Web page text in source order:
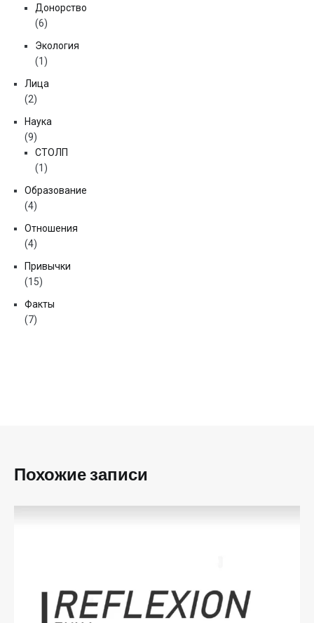
Донорство
(6)
Экология
(1)
Лица
(2)
Наука
(9)
СТОЛП
(1)
Образование
(4)
Отношения
(4)
Привычки
(15)
Факты
(7)
Похожие записи